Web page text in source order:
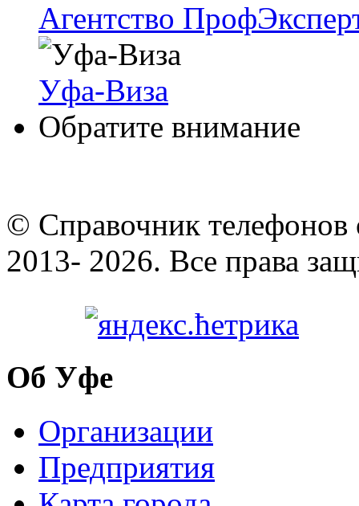
Агентство
Уфа-Виза
Обратите внимание
© Cправочник телефонов
2013- 2026. Все права
Об Уфе
Организации
Предприятия